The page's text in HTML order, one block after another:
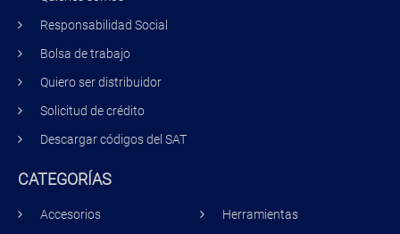
Responsabilidad Social
Bolsa de trabajo
Quiero ser distribuidor
Solicitud de crédito
Descargar códigos del SAT
CATEGORÍAS
Accesorios
Herramientas